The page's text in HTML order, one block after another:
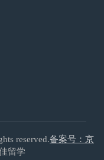
reserved.备案号：京
留学